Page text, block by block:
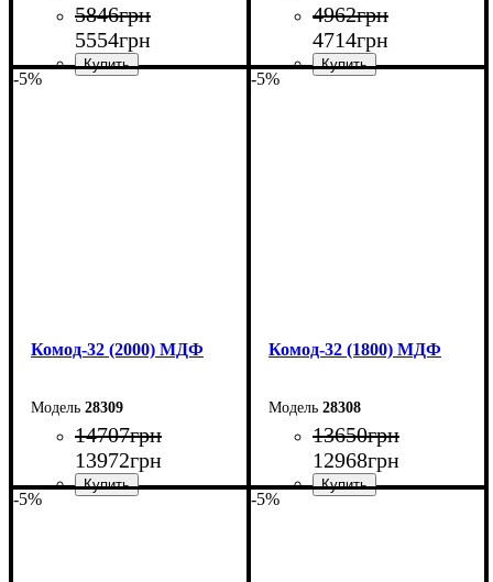
5846грн
5554грн
4962грн
4714грн
-5%
Комод-32 (2000) МДФ
28309
14707грн
13972грн
-5%
Комод-32 (1800) МДФ
28308
13650грн
12968грн
-5% -5%